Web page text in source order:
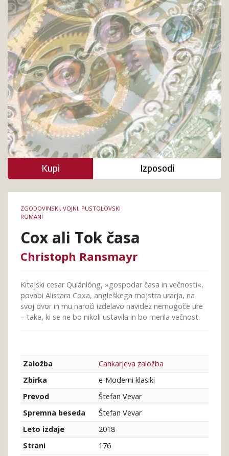
knjige
ZGODOVINSKI, VOJNI, PUSTOLOVSKI
ROMANI
Cox ali Tok časa
Christoph Ransmayr
Kitajski cesar Quiánlóng, »gospodar časa in večnosti«,
povabi Alistara Coxa, angleškega mojstra urarja, na
svoj dvor in mu naroči izdelavo navidez nemogoče ure
– take, ki se ne bo nikoli ustavila in bo merila večnost.
Založba
Cankarjeva založba
Zbirka
e-Moderni klasiki
Prevod
Štefan Vevar
Spremna beseda
Štefan Vevar
Leto izdaje
2018
Strani
176
Kupi Izposodi